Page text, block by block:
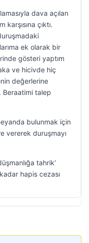
dava açılan
çıktı.
ek olarak bir
gösteri yaptım
ve hicivde hiç
değerlerine
Beraatimi talep
bulunmak için
vererek duruşmayı
tahrik’
hapis cezası